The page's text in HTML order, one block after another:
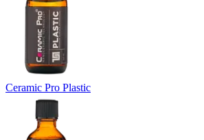
Ceramic Pro Plastic